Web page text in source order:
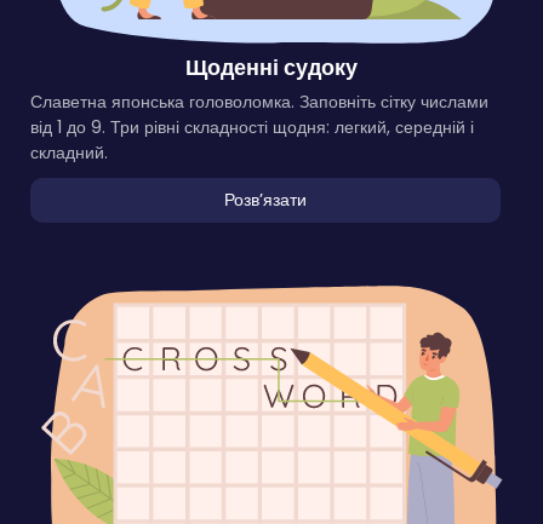
Щоденні судоку
Славетна японська головоломка. Заповніть сітку числами
від 1 до 9. Три рівні складності щодня: легкий, середній і
складний.
Розвʼязати